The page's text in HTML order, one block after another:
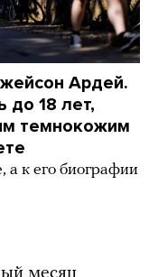
Ардей.
до 18 лет,
темнокожим
а к его биографии